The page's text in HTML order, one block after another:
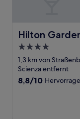
Hilton
Hilton Garden
4.0-
Sterne-
Unterkunft
1,3 km von
Scienza entfernt
8.8
8,8/10